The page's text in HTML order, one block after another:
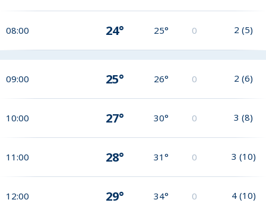
08:00 24° 25° 0 2 (5)
09:00 25° 26° 0 2 (6)
10:00 27° 30° 0 3 (8)
11:00 28° 31° 0 3 (10)
12:00 29° 34° 0 4 (10)